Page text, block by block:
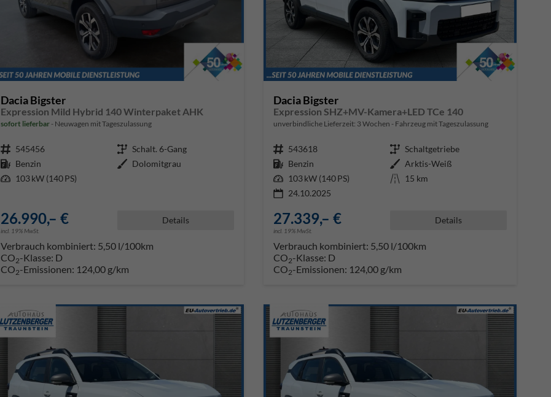
Dacia Bigster
Expression Mild Hybrid 140 Winterpaket AHK
sofort lieferbar Neuwagen mit Tageszulassung
Fahrzeugnr. 545456 Getriebe Schalt. 6-Gang
Kraftstoff Benzin Außenfarbe Dolomitgrau
Leistung 103 kW (140 PS)
26.990,– €
incl. 19% MwSt.
Details
Verbrauch kombiniert: 5,50 l/100km
CO2-Klasse: D
CO2-Emissionen: 124,00 g/km
Dacia Bigster
Expression SHZ+MV-Kamera+LED TCe 140
unverbindliche Lieferzeit: 3 Wochen Fahrzeug mit Tageszulassung
Fahrzeugnr. 543618 Getriebe Schaltgetriebe
Kraftstoff Benzin Außenfarbe Arktis-Weiß
Leistung 103 kW (140 PS) Kilometerstand 15 km
24.10.2025
27.339,– €
incl. 19% MwSt.
Details
Verbrauch kombiniert: 5,50 l/100km
CO2-Klasse: D
CO2-Emissionen: 124,00 g/km